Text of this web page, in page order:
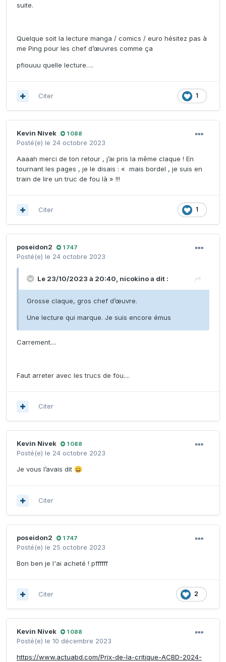
suite.
Quelque soit la lecture manga / comics / euro hésitez pas à
me Ping pour les chef d’œuvres comme ça
pfiouuu quelle lecture….
1
Citer
Kevin Nivek 1 088
Posté(e) le 24 octobre 2023
Aaaah merci de ton retour , j’ai pris la même claque ! En
tournant les pages , je le disais : « mais bordel , je suis en
train de lire un truc de fou là » !!!
1
Citer
poseidon2 1 747
Posté(e) le 24 octobre 2023
Le 23/10/2023 à 20:40, nicokinoa dit :
Grosse claque, gros chef d’œuvre.
Une lecture qui marque. Je suis encore émus
Carrement....
Faut arreter avec les trucs de fou....
Citer
Kevin Nivek 1 088
Posté(e) le 24 octobre 2023
Je vous l’avais dit 😀
Citer
poseidon2 1 747
Posté(e) le 25 octobre 2023
Bon ben je l'ai acheté ! pffffff
2
Citer
Kevin Nivek 1 088
Posté(e) le 10 décembre 2023
https://www.actuabd.com/Prix-de-la-critique-ACBD-2024-